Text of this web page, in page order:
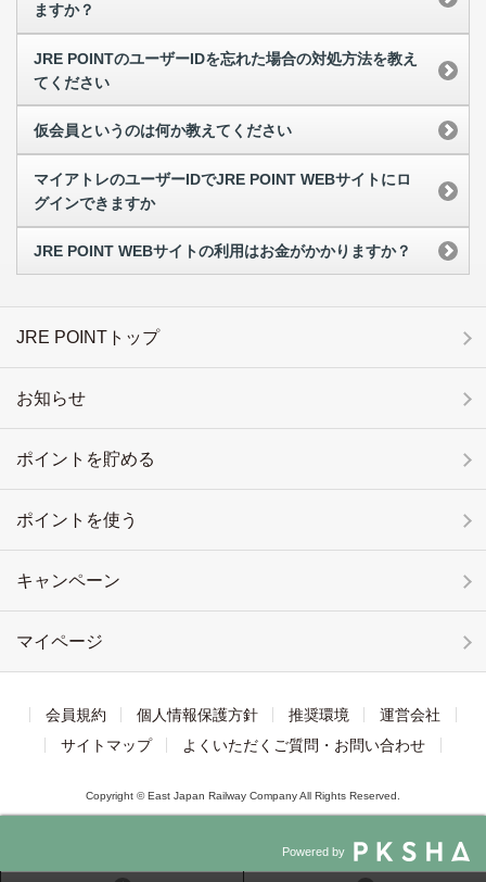
ますか？
JRE POINTのユーザーIDを忘れた場合の対処方法を教え
てください
仮会員というのは何か教えてください
マイアトレのユーザーIDでJRE POINT WEBサイトにロ
グインできますか
JRE POINT WEBサイトの利用はお金がかかりますか？
JRE POINTトップ
お知らせ
ポイントを貯める
ポイントを使う
キャンペーン
マイページ
会員規約 個人情報保護方針 推奨環境
運営会社
サイトマップ
よくいただくご質問・お問い合わせ
Copyright © East Japan Railway Company All Rights Reserved.
Powered by